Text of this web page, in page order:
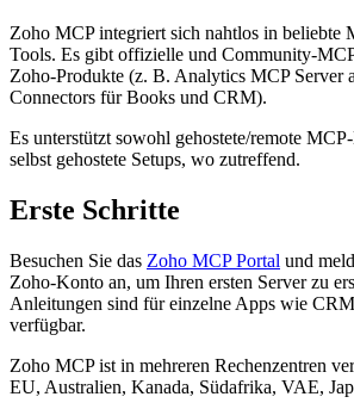
Zoho MCP integriert sich nahtlos in beliebte
Tools. Es gibt offizielle und Community-
Zoho-Produkte (z. B. Analytics MCP Server
Connectors für Books und CRM).
Es unterstützt sowohl gehostete/remote
selbst gehostete Setups, wo zutreffend.
Erste Schritte
Besuchen Sie das Zoho MCP Portal und
Zoho-Konto an, um Ihren ersten Server zu
Anleitungen sind für einzelne Apps wie
verfügbar.
Zoho MCP ist in mehreren Rechenzentren
EU, Australien, Kanada, Südafrika, VAE,